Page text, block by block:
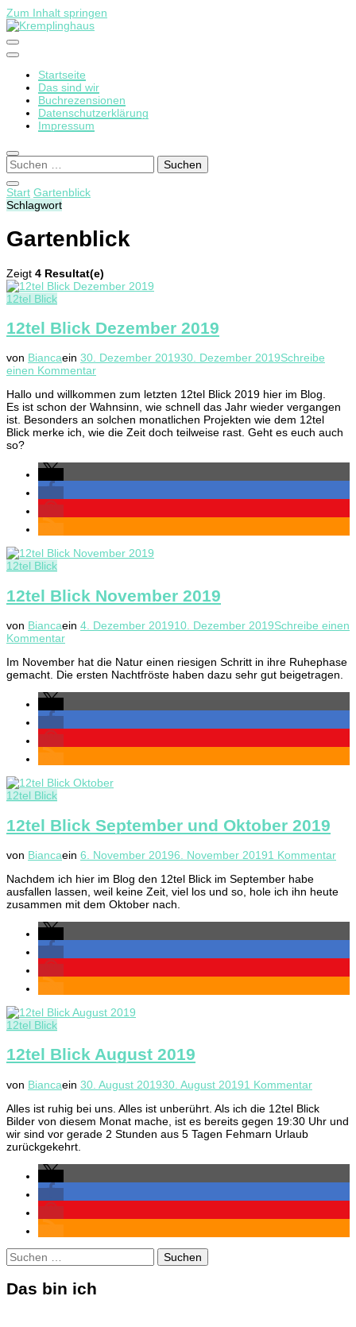
Zum Inhalt springen
Kremplinghaus
Startseite
Das sind wir
Buchrezensionen
Datenschutzerklärung
Impressum
Suchen
nach:
Start Gartenblick
Schlagwort
Gartenblick
Zeigt 4 Resultat(e)
12tel Blick
12tel Blick Dezember 2019
von Biancaein 30. Dezember 201930. Dezember 2019Schreibe
einen Kommentarzu
Blick
Dezember
2019
Hallo und willkommen zum letzten 12tel Blick 2019 hier im Blog.
Es ist schon der Wahnsinn, wie schnell das Jahr wieder vergangen
ist. Besonders an solchen monatlichen Projekten wie dem 12tel
Blick merke ich, wie die Zeit doch teilweise rast. Geht es euch auch
so?
12tel Blick
12tel Blick November 2019
von Biancaein 4. Dezember 201910. Dezember 2019Schreibe einen
Kommentarzu
Blick
November
Im November hat die Natur einen riesigen Schritt in ihre Ruhephase
gemacht. Die ersten Nachtfröste haben dazu sehr gut beigetragen.
12tel Blick
12tel Blick September und Oktober 2019
von Biancaein 6. November 20196. November 20191 Kommentarzu
Nachdem ich hier im Blog den 12tel Blick im September habe
ausfallen lassen, weil keine Zeit, viel los und so, hole ich ihn heute
zusammen mit dem Oktober nach.
12tel Blick
12tel Blick August 2019
von Biancaein 30. August 201930. August 20191 Kommentarzu
Blick
August
Alles ist ruhig bei uns. Alles ist unberührt. Als ich die 12tel Blick
Bilder von diesem Monat mache, ist es bereits gegen 19:30 Uhr und
wir sind vor gerade 2 Stunden aus 5 Tagen Fehmarn Urlaub
zurückgekehrt.
Suchen
nach:
Das bin ich